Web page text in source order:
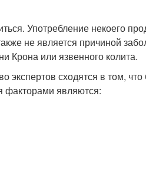
Употребление некоего
не является причиной
Крона или язвенного колита.
сходятся в том, что
факторами являются: